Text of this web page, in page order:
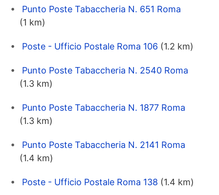
Punto Poste Tabaccheria N. 651 Roma
(1 km)
Poste - Ufficio Postale Roma 106 (1.2 km)
Punto Poste Tabaccheria N. 2540 Roma
(1.3 km)
Punto Poste Tabaccheria N. 1877 Roma
(1.3 km)
Punto Poste Tabaccheria N. 2141 Roma
(1.4 km)
Poste - Ufficio Postale Roma 138 (1.4 km)